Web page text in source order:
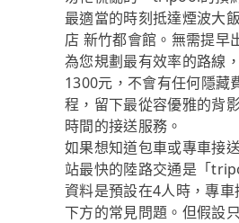
最適當的時刻抵達煙波大
店 新竹都會館。無需提早
為您規劃最有效率的路線
1300元，不會有任何隱
程，留下最從容優雅的背
時間的接送服務。
如果想知道包車或專車接
站最快的陸路交通是「
資料是預設在4人時，專
下方的常見問題。但假設